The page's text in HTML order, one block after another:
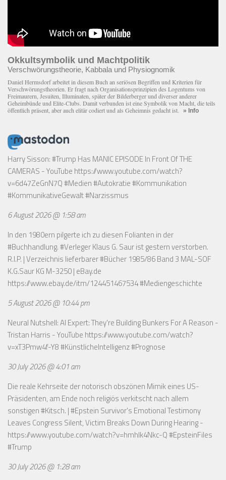
Okkultsymbolik und Machtpolitik
Verschwörungstheorie, Kabbala und Physiognomik
Daniel Hermsdorf arbeitet in diesem Buch an seriösen Begriffen und Kriterien für
Verschwörungstheorien. Er fragt nach Organisationsprinzipien des Logentums von
Freimaurern, Jesuiten, Illuminaten, später der Bilderberger und diverser anderer
Geheimbünde und Elite-Clubs. Damit verbunden ist eine Symbolik von Macht, die teils
öffentlich präsent, aber auch elitär codiert und als Geheimnis gedacht ist. » Info
Harry Sisson: #Trump Has MANIC EPISODE In Front Of THE
CAMERAS - YouTube https://www.youtube.com/watch?
v=6d47ZeGnN7Q#Medien #Autokratie #Kommunikation
#KommunikativeGewalt #Narzissmus
6 August 2026 @ 1:58 am
In den 1980ern pilgerte ich zu diesen Folianten in der
#Buchhandlung. #Verleger Klaus G. Saur ist gestern verstorben.
R.I.P. | Verzeichnis lieferbarer #Bücher 1985/86 Band 3 MAL-SOF
K.G.Saur KG M-3250 | eBay.de
https://www.ebay.de/itm/124451467534#Mediengeschichte
5 August 2026 @ 10:44 pm
Neural Nutshell: AI Expert: They're Building Bunkers For A Reason -
Tristan Harris - YouTube https://www.youtube.com/watch?
v=xT3Pmw4f-Y8#KünstlicheIntelligenz #Prognose
30 July 2026 @ 4:01 am
Die reale Kehrseite der notorisch obszönen Mimik eines US-
Präsidenten, am Ende noch religiös verkitscht nach allem
sonstigen #Kitsch. | #Epstein Survivor's Emotional Testimony
Leaves Congress Silent, Victim Breaks Down During Hearing -
https://www.youtube.com/watch?v=hmhlk4Nkc-Q#EpsteinFiles
#Trump
30 July 2026 @ 1:28 am